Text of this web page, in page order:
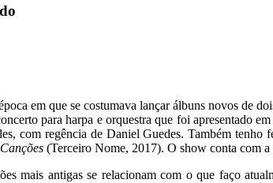
em que se costumava lançar álbuns novos de
para harpa e orquestra que foi apresentado
com regência de Daniel Guedes. Também
(Terceiro Nome, 2017). O show conta com
mais antigas se relacionam com o que faço